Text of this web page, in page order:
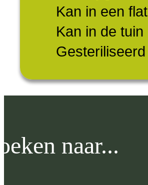
Kan in een flat
Kan in de tuin
Gesteriliseerd
naar...